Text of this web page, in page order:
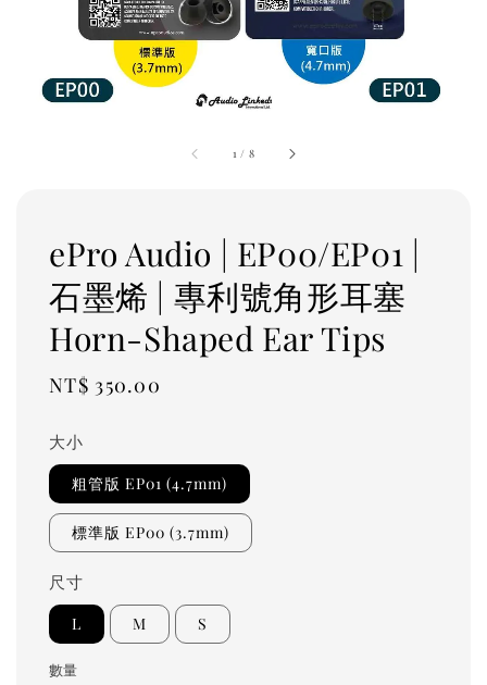
1 / 8
ePro Audio | EP00/EP01 |
石墨烯 | 專利號角形耳塞
Horn-Shaped Ear Tips
Regular
NT$ 350.00
大小
粗管版 EP01 (4.7mm)
標準版 EP00 (3.7mm)
尺寸
L M S
數量